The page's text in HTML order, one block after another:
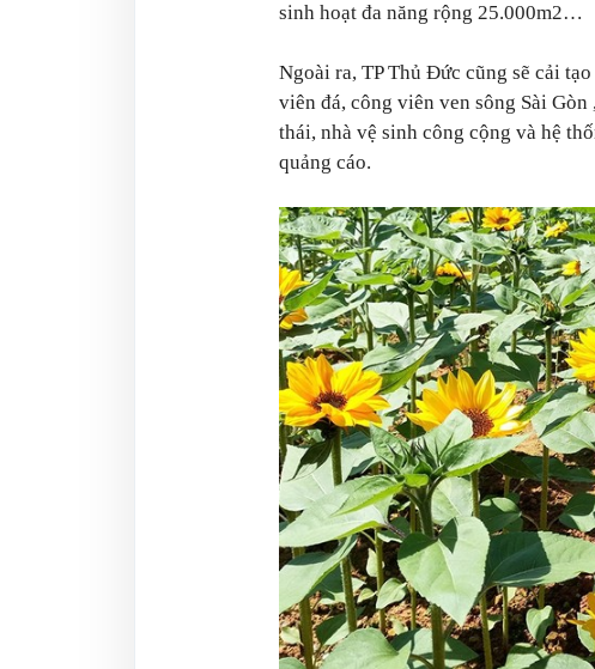
sinh hoạt đa năng rộng 25.000m2…
Ngoài ra, TP Thủ Đức cũng sẽ cải
viên đá, công viên ven sông Sài
thái, nhà vệ sinh công cộng và hệ
quảng cáo.